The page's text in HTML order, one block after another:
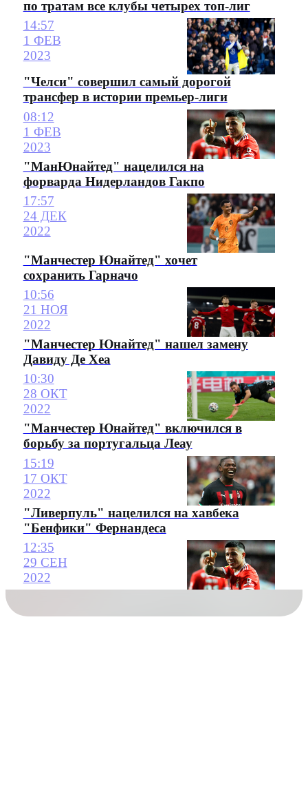
по тратам все клубы четырех топ-лиг
14:57
1 ФЕВ
2023
"Челси" совершил самый дорогой
трансфер в истории премьер-лиги
08:12
1 ФЕВ
2023
"МанЮнайтед" нацелился на
форварда Нидерландов Гакпо
17:57
24 ДЕК
2022
"Манчестер Юнайтед" хочет
сохранить Гарначо
10:56
21 НОЯ
2022
"Манчестер Юнайтед" нашел замену
Давиду Де Хеа
10:30
28 ОКТ
2022
"Манчестер Юнайтед" включился в
борьбу за португальца Леау
15:19
17 ОКТ
2022
"Ливерпуль" нацелился на хавбека
"Бенфики" Фернандеса
12:35
29 СЕН
2022